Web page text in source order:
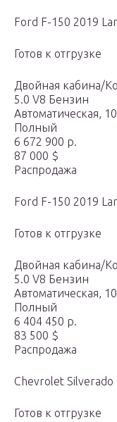
Ford F-150 2019
Готов к отгрузке
Двойная кабина/
5.0 V8 Бензин
Автоматическая, 10
Полный
6 672 900 р.
87 000 $
Распродажа
Ford F-150 2019
Готов к отгрузке
Двойная кабина/
5.0 V8 Бензин
Автоматическая, 10
Полный
6 404 450 р.
83 500 $
Распродажа
Chevrolet Silverado
Готов к отгрузке